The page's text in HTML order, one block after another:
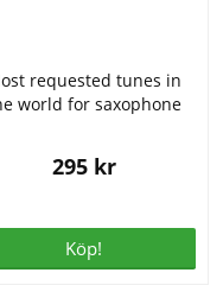
requested tunes in
world for saxophone
295 kr
Köp!